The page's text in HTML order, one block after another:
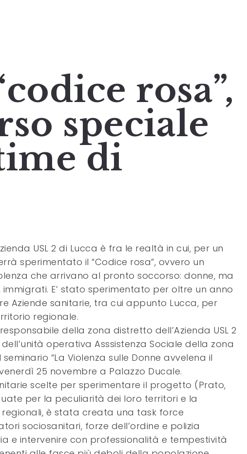
rosa”,
speciale
di
USL 2 di Lucca è fra le realtà in cui, per un
sperimentato il “Codice rosa”, ovvero un
che arrivano al pronto soccorso: donne, ma
E’ stato sperimentato per oltre un anno
Aziende sanitarie, tra cui appunto Lucca, per
regionale.
della zona distretto dell’Azienda USL 2
operativa Asssistenza Sociale della zona
“La Violenza sulle Donne avvelena il
25 novembre a Palazzo Ducale.
scelte per sperimentare il progetto (Prato,
per la peculiarità dei loro territori e la
è stata creata una task force
sociosanitari, forze dell’ordine e polizia
e intervenire con professionalità e tempestività